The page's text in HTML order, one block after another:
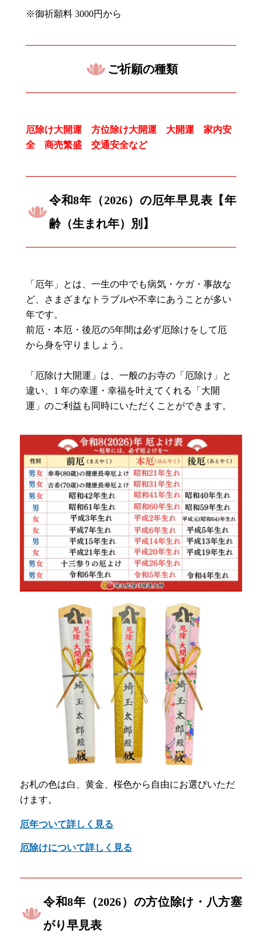
※御祈願料 3000円から
ご祈願の種類
厄除け大開運 方位除け大開運 大開運 家内安
全 商売繁盛 交通安全など
令和8年（2026）の厄年早見表【年
齢（生まれ年）別】
「厄年」とは、一生の中でも病気・ケガ・事故な
ど、さまざまなトラブルや不幸にあうことが多い
年です。
前厄・本厄・後厄の5年間は必ず厄除けをして厄
から身を守りましょう。
「厄除け大開運」は、一般のお寺の「厄除け」と
違い、1 年の幸運・幸福を叶えてくれる「大開
運」のご利益も同時にいただくことができます。
お札の色は白、黄金、桜色から自由にお選びいただ
けます。
厄年ついて詳しく見る
厄除けについて詳しく見る
令和8年（2026）の方位除け・八方塞
がり早見表